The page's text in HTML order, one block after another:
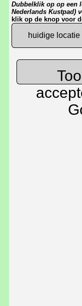
Dubbelklik op op een
Nederlands Kustpad)
klik op de knop voor
huidige locatie